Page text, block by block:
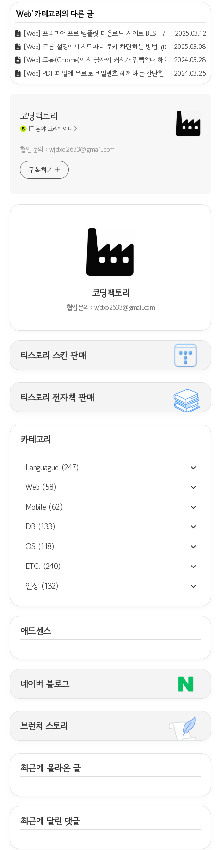
코딩팩토리
협업문의 : wjdxo2633@gmail.com
티스토리 스킨 판매
티스토리 전자책 판매
카테고리
Languague (247)
Web (58)
Mobile (62)
DB (133)
OS (118)
ETC. (240)
일상 (132)
애드센스
네이버 블로그
브런치 스토리
최근에 올라온 글
최근에 달린 댓글
'Web' 카테고리의 다른 글
[Web] 프리미어 프로 템플릿 다운로드 사이트 BEST 7 (무료, 유료) (0)
2025.03.12
[Web] 크롬 설정에서 서드파티 쿠키 차단하는 방법 (0)
2025.03.08
[Web] 크롬(Chrome)에서 글자에 커서가 깜빡일때 해결하는 방법 (1)
2024.03.28
[Web] PDF 파일에 무료로 비밀번호 해제하는 간단한 방법 (1)
2024.03.25
코딩팩토리
IT분야 크리에이터
협업문의 : wjdxo2633@gmail.com
구독하기